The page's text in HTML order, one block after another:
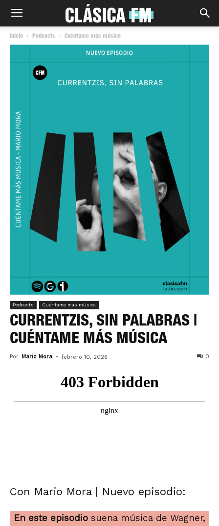
Inicio Podcasts Cuéntame más música
Podcasts Cuéntame más música
CURRENTZIS, SIN PALABRAS |
CUÉNTAME MÁS MÚSICA
Por Mario Mora - febrero 10, 2026 0
Con Mario Mora | Nuevo episodio:
En este episodio suena música de Wagner,